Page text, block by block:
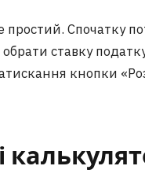
Спочатку
ставку
кнопки